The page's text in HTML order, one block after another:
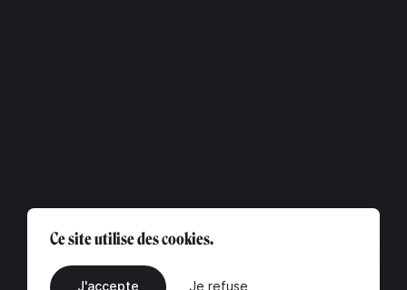
Ce site utilise des cookies.
J'accepte Je refuse